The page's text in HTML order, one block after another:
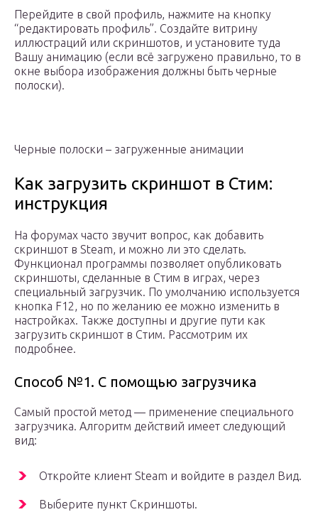
Перейдите в свой профиль, нажмите на кнопку
“редактировать профиль”. Создайте витрину
иллюстраций или скриншотов, и установите туда
Вашу анимацию (если всё загружено правильно, то в
окне выбора изображения должны быть черные
полоски).
Черные полоски – загруженные анимации
Как загрузить скриншот в Стим:
инструкция
На форумах часто звучит вопрос, как добавить
скриншот в Steam, и можно ли это сделать.
Функционал программы позволяет опубликовать
скриншоты, сделанные в Стим в играх, через
специальный загрузчик. По умолчанию используется
кнопка F12, но по желанию ее можно изменить в
настройках. Также доступны и другие пути как
загрузить скриншот в Стим. Рассмотрим их
подробнее.
Способ №1. С помощью загрузчика
Самый простой метод — применение специального
загрузчика. Алгоритм действий имеет следующий
вид:
Откройте клиент Steam и войдите в раздел Вид.
Выберите пункт Скриншоты.